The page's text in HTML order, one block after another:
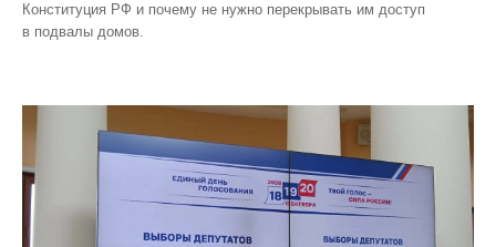
Конституция РФ и почему не нужно перекрывать им доступ
в подвалы домов.